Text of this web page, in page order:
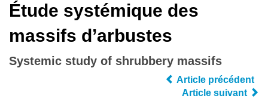
Étude systémique des
massifs d’arbustes
Systemic study of shrubbery massifs
Article précédent
Article suivant